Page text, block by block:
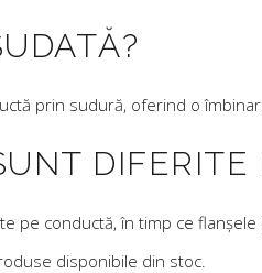
prin sudură, oferind o
pe conductă, în timp ce
disponibile din stoc.